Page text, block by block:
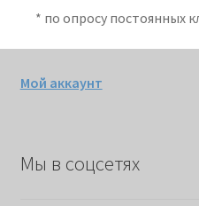
* по опросу постоянных
Мой аккаунт
Мы в соцсетях